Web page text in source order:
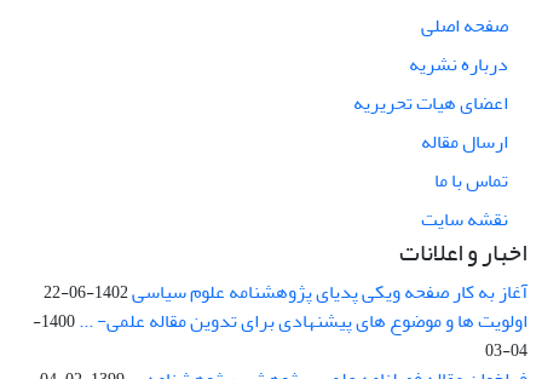
صفحه اصلی
درباره نشریه
اعضای هیات تحریریه
ارسال مقاله
تماس با ما
نقشه سایت
اخبار و اعلانات
آغاز به کار صفحه ویکی پدیای پژوهشنامه علوم سیاسی1402-06-22
اولویت ها و موضوع های پیشنهادی برای تدوین مقاله علمی- ...
1400-
04-03